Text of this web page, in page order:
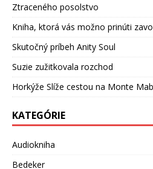
Ztraceného posolstvo
Kniha, ktorá vás možno prinúti
Skutočný príbeh Anity Soul
Suzie zužitkovala rozchod
Horkýže Slíže cestou na Monte
KATEGÓRIE
Audiokniha
Bedeker